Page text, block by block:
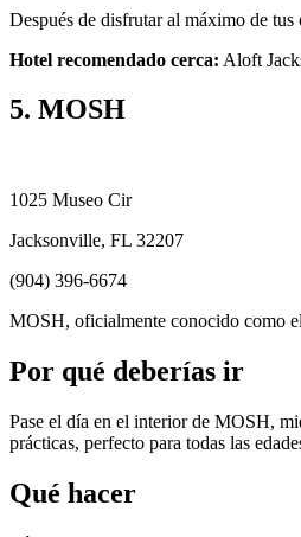
Después de disfrutar al máximo de tus
Hotel recomendado cerca: Aloft
5. MOSH
1025 Museo Cir
Jacksonville, FL 32207
(904) 396-6674
MOSH, oficialmente conocido como
Por qué deberías ir
Pase el día en el interior de MOSH,
prácticas, perfecto para todas las
Qué hacer